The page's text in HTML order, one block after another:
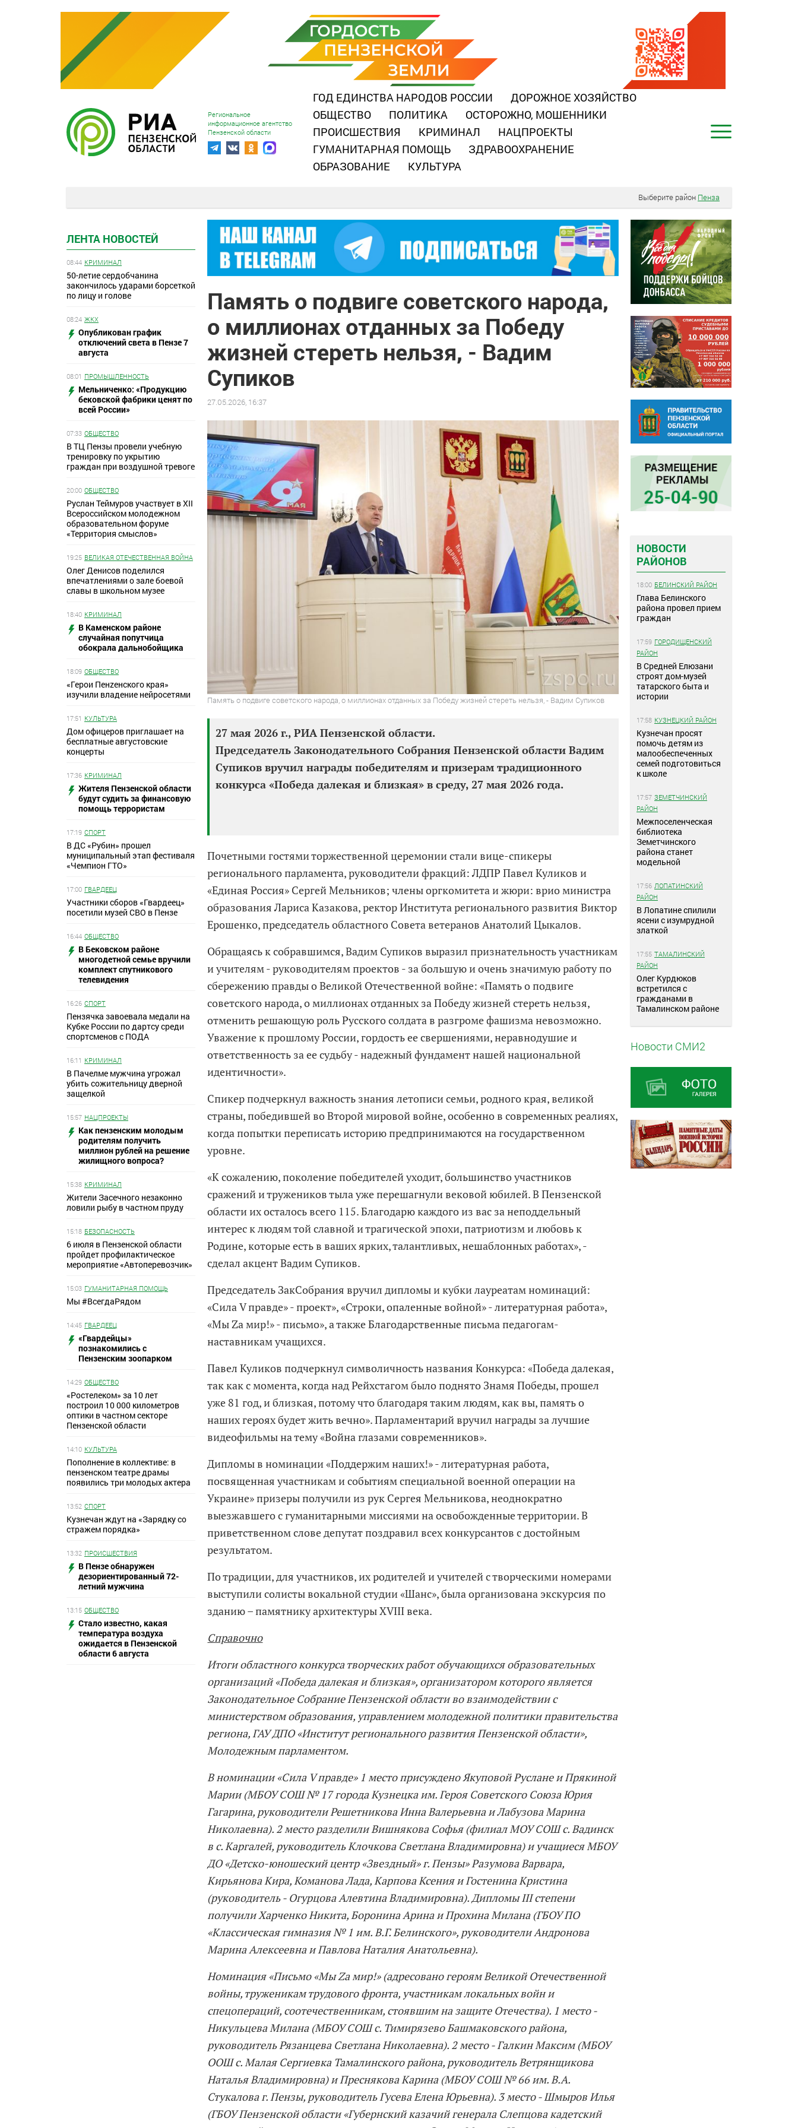
Региональное
информационное агентство
Пензенской области
ГОД ЕДИНСТВА НАРОДОВ РОССИИ
ДОРОЖНОЕ ХОЗЯЙСТВО
ОБЩЕСТВО
ПОЛИТИКА
ОСТОРОЖНО, МОШЕННИКИ
ПРОИСШЕСТВИЯ
КРИМИНАЛ
НАЦПРОЕКТЫ
ГУМАНИТАРНАЯ ПОМОЩЬ
ЗДРАВООХРАНЕНИЕ
ОБРАЗОВАНИЕ
КУЛЬТУРА
Выберите район Пенза
ЛЕНТА НОВОСТЕЙ
08:44 КРИМИНАЛ
50-летие сердобчанина
закончилось ударами борсеткой
по лицу и голове
08:24 ЖКХ
Опубликован график
отключений света в Пензе 7
августа
08:01 ПРОМЫШЛЕННОСТЬ
Мельниченко: «Продукцию
бековской фабрики ценят по
всей России»
07:33 ОБЩЕСТВО
В ТЦ Пензы провели учебную
тренировку по укрытию
граждан при воздушной тревоге
20:00 ОБЩЕСТВО
Руслан Теймуров участвует в XII
Всероссийском молодежном
образовательном форуме
«Территория смыслов»
19:25 ВЕЛИКАЯ ОТЕЧЕСТВЕННАЯ ВОЙНА
Олег Денисов поделился
впечатлениями о зале боевой
славы в школьном музее
18:40 КРИМИНАЛ
В Каменском районе
случайная попутчица
обокрала дальнобойщика
18:09 ОБЩЕСТВО
«Герои Пенzенского края»
изучили владение нейросетями
17:51 КУЛЬТУРА
Дом офицеров приглашает на
бесплатные августовские
концерты
17:36 КРИМИНАЛ
Жителя Пензенской области
будут судить за финансовую
помощь террористам
17:19 СПОРТ
В ДС «Рубин» прошел
муниципальный этап фестиваля
«Чемпион ГТО»
17:00 ГВАРДЕЕЦ
Участники сборов «Гвардеец»
посетили музей СВО в Пензе
16:44 ОБЩЕСТВО
В Бековском районе
многодетной семье вручили
комплект спутникового
телевидения
16:26 СПОРТ
Пензячка завоевала медали на
Кубке России по дартсу среди
спортсменов с ПОДА
16:11 КРИМИНАЛ
В Пачелме мужчина угрожал
убить сожительницу дверной
защелкой
15:57 НАЦПРОЕКТЫ
Как пензенским молодым
родителям получить
миллион рублей на решение
жилищного вопроса?
15:38 КРИМИНАЛ
Жители Засечного незаконно
ловили рыбу в частном пруду
15:18 БЕЗОПАСНОСТЬ
6 июля в Пензенской области
пройдет профилактическое
мероприятие «Автоперевозчик»
15:03 ГУМАНИТАРНАЯ ПОМОЩЬ
Мы #ВсегдаРядом
14:45 ГВАРДЕЕЦ
«Гвардейцы»
познакомились с
Пензенским зоопарком
14:29 ОБЩЕСТВО
«Ростелеком» за 10 лет
построил 10 000 километров
оптики в частном секторе
Пензенской области
14:10 КУЛЬТУРА
Пополнение в коллективе: в
пензенском театре драмы
появились три молодых актера
13:52 СПОРТ
Кузнечан ждут на «Зарядку со
стражем порядка»
13:32 ПРОИСШЕСТВИЯ
В Пензе обнаружен
дезориентированный 72-
летний мужчина
13:15 ОБЩЕСТВО
Стало известно, какая
температура воздуха
ожидается в Пензенской
области 6 августа
Память о подвиге советского народа,
о миллионах отданных за Победу
жизней стереть нельзя, - Вадим
Супиков
27.05.2026, 16:37
Память о подвиге советского народа, о миллионах отданных за Победу жизней стереть нельзя, - Вадим Супиков
27 мая 2026 г., РИА Пензенской области.
Председатель Законодательного Собрания Пензенской области Вадим
Супиков вручил награды победителям и призерам традиционного
конкурса «Победа далекая и близкая» в среду, 27 мая 2026 года.
Почетными гостями торжественной церемонии стали вице-спикеры
регионального парламента, руководители фракций: ЛДПР Павел Куликов и
«Единая Россия» Сергей Мельников; члены оргкомитета и жюри: врио министра
образования Лариса Казакова, ректор Института регионального развития Виктор
Ерошенко, председатель областного Совета ветеранов Анатолий Цыкалов.
Обращаясь к собравшимся, Вадим Супиков выразил признательность участникам
и учителям - руководителям проектов - за большую и очень значимую работу по
сбережению правды о Великой Отечественной войне: «Память о подвиге
советского народа, о миллионах отданных за Победу жизней стереть нельзя,
отменить решающую роль Русского солдата в разгроме фашизма невозможно.
Уважение к прошлому России, гордость ее свершениями, неравнодушие и
ответственность за ее судьбу - надежный фундамент нашей национальной
идентичности».
Спикер подчеркнул важность знания летописи семьи, родного края, великой
страны, победившей во Второй мировой войне, особенно в современных реалиях,
когда попытки переписать историю предпринимаются на государственном
уровне.
«К сожалению, поколение победителей уходит, большинство участников
сражений и тружеников тыла уже перешагнули вековой юбилей. В Пензенской
области их осталось всего 115. Благодарю каждого из вас за неподдельный
интерес к людям той славной и трагической эпохи, патриотизм и любовь к
Родине, которые есть в ваших ярких, талантливых, нешаблонных работах», -
сделал акцент Вадим Супиков.
Председатель ЗакСобрания вручил дипломы и кубки лауреатам номинаций:
«Сила V правде» - проект», «Строки, опаленные войной» - литературная работа»,
«Мы Zа мир!» - письмо», а также Благодарственные письма педагогам-
наставникам учащихся.
Павел Куликов подчеркнул символичность названия Конкурса: «Победа далекая,
так как с момента, когда над Рейхстагом было поднято Знамя Победы, прошел
уже 81 год, и близкая, потому что благодаря таким людям, как вы, память о
наших героях будет жить вечно». Парламентарий вручил награды за лучшие
видеофильмы на тему «Война глазами современников».
Дипломы в номинации «Поддержим наших!» - литературная работа,
посвященная участникам и событиям специальной военной операции на
Украине» призеры получили из рук Сергея Мельникова, неоднократно
выезжавшего с гуманитарными миссиями на освобожденные территории. В
приветственном слове депутат поздравил всех конкурсантов с достойным
результатом.
По традиции, для участников, их родителей и учителей с творческими номерами
выступили солисты вокальной студии «Шанс», была организована экскурсия по
зданию – памятнику архитектуры XVIII века.
Справочно
Итоги областного конкурса творческих работ обучающихся образовательных
организаций «Победа далекая и близкая», организатором которого является
Законодательное Собрание Пензенской области во взаимодействии с
министерством образования, управлением молодежной политики правительства
региона, ГАУ ДПО «Институт регионального развития Пензенской области»,
Молодежным парламентом.
В номинации «Сила V правде» 1 место присуждено Якуповой Руслане и Прякиной
Марии (МБОУ СОШ № 17 города Кузнецка им. Героя Советского Союза Юрия
Гагарина, руководители Решетникова Инна Валерьевна и Лабузова Марина
Николаевна). 2 место разделили Вишнякова Софья (филиал МОУ СОШ с. Вадинск
в с. Каргалей, руководитель Клочкова Светлана Владимировна) и учащиеся МБОУ
ДО «Детско-юношеский центр «Звездный» г. Пензы» Разумова Варвара,
Кирьянова Кира, Команова Лада, Карпова Ксения и Гостенина Кристина
(руководитель - Огурцова Алевтина Владимировна). Дипломы III степени
получили Харченко Никита, Боронина Арина и Прохина Милана (ГБОУ ПО
«Классическая гимназия № 1 им. В.Г. Белинского», руководители Андронова
Марина Алексеевна и Павлова Наталия Анатольевна).
Номинация «Письмо «Мы Za мир!» (адресовано героям Великой Отечественной
войны, труженикам трудового фронта, участникам локальных войн и
спецопераций, соотечественникам, стоявшим на защите Отечества). 1 место -
Никульцева Милана (МБОУ СОШ с. Тимирязево Башмаковского района,
руководитель Рязанцева Светлана Николаевна). 2 место - Галкин Максим (МБОУ
ООШ с. Малая Сергиевка Тамалинского района, руководитель Ветрянщикова
Наталья Владимировна) и Преснякова Карина (МБОУ СОШ № 66 им. В.А.
Стукалова г. Пензы, руководитель Гусева Елена Юрьевна). 3 место - Шмыров Илья
(ГБОУ Пензенской области «Губернский казачий генерала Слепцова кадетский
НОВОСТИ
РАЙОНОВ
18:00 БЕЛИНСКИЙ РАЙОН
Глава Белинского
района провел прием
граждан
17:59 ГОРОДИЩЕНСКИЙ
РАЙОН
В Средней Елюзани
строят дом-музей
татарского быта и
истории
17:58 КУЗНЕЦКИЙ РАЙОН
Кузнечан просят
помочь детям из
малообеспеченных
семей подготовиться
к школе
17:57 ЗЕМЕТЧИНСКИЙ
РАЙОН
Межпоселенческая
библиотека
Земетчинского
района станет
модельной
17:56 ЛОПАТИНСКИЙ
РАЙОН
В Лопатине спилили
ясени с изумрудной
златкой
17:55 ТАМАЛИНСКИЙ
РАЙОН
Олег Курдюков
встретился с
гражданами в
Тамалинском районе
Новости СМИ2